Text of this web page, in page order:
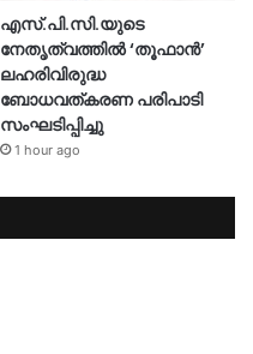
എസ്.പി.സി.യുടെ
നേതൃത്വത്തിൽ ‘തൂഫാൻ’
ലഹരിവിരുദ്ധ
ബോധവത്കരണ പരിപാടി
സംഘടിപ്പിച്ചു
1 hour ago